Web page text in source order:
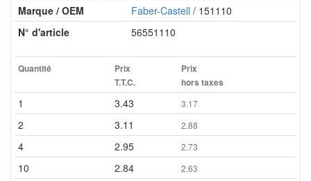
Marque / OEM
Faber-Castell / 151110
N° d'article
56551110
Quantité
Prix
T.T.C.
Prix
hors taxes
1 3.43 3.17
2 3.11 2.88
4 2.95 2.73
10 2.84 2.63